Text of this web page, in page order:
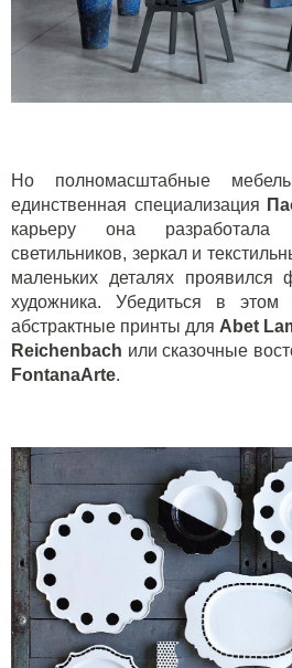
Но полномасштабные
единственная специализация
карьеру она разработала
светильников, зеркал и
маленьких деталях проявился
художника. Убедиться в этом
абстрактные принты для Abet
Reichenbach или сказочные
FontanaArte.